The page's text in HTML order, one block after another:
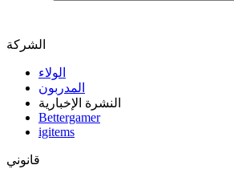
الشركة
الولاء
المدربون
النشرة الإخبارية
Bettergamer
igitems
قانوني